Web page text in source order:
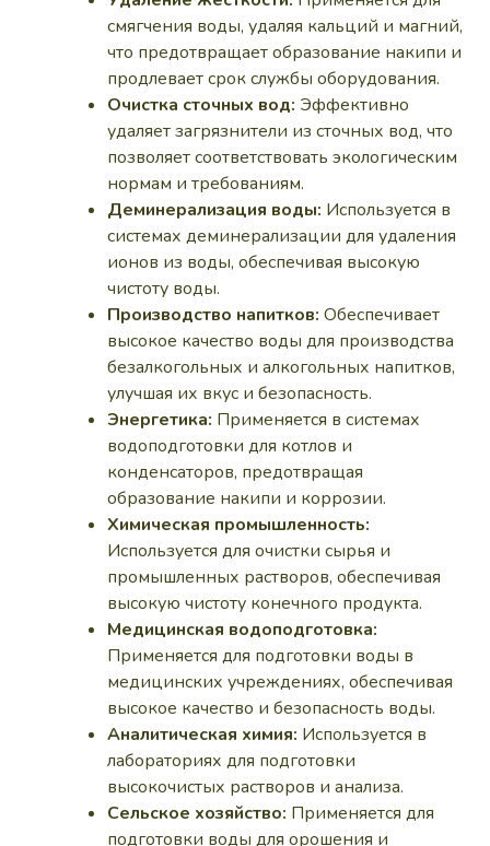
смягчения воды, удаляя кальций и магний,
что предотвращает образование накипи и
продлевает срок службы оборудования.
Очистка сточных вод: Эффективно
удаляет загрязнители из сточных вод, что
позволяет соответствовать экологическим
нормам и требованиям.
Деминерализация воды: Используется в
системах деминерализации для удаления
ионов из воды, обеспечивая высокую
чистоту воды.
Производство напитков: Обеспечивает
высокое качество воды для производства
безалкогольных и алкогольных напитков,
улучшая их вкус и безопасность.
Энергетика: Применяется в системах
водоподготовки для котлов и
конденсаторов, предотвращая
образование накипи и коррозии.
Химическая промышленность:
Используется для очистки сырья и
промышленных растворов, обеспечивая
высокую чистоту конечного продукта.
Медицинская водоподготовка:
Применяется для подготовки воды в
медицинских учреждениях, обеспечивая
высокое качество и безопасность воды.
Аналитическая химия: Используется в
лабораториях для подготовки
высокочистых растворов и анализа.
Сельское хозяйство: Применяется для
подготовки воды для орошения и